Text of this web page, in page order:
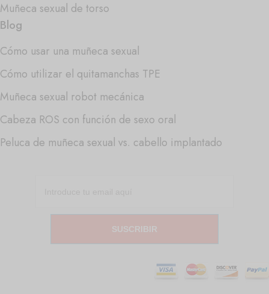
Muñeca sexual de torso
Blog
Cómo usar una muñeca sexual
Cómo utilizar el quitamanchas TPE
Muñeca sexual robot mecánica
Cabeza ROS con función de sexo oral
Peluca de muñeca sexual vs. cabello implantado
SUSCRIBIR